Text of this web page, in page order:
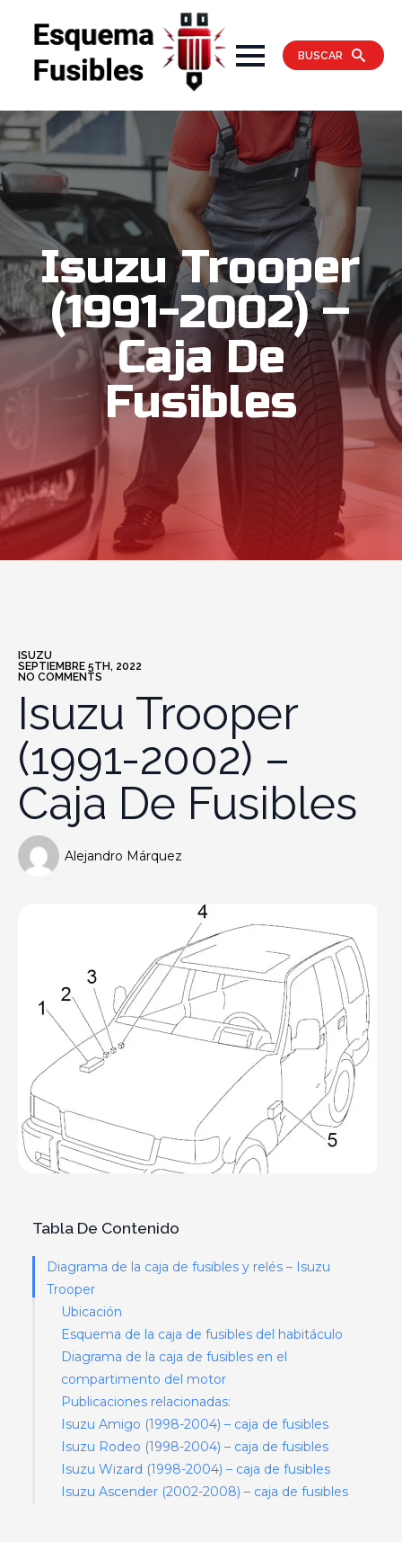
BUSCAR
Isuzu Trooper
(1991-2002) –
Caja De
Fusibles
ISUZU
SEPTIEMBRE 5TH, 2022
NO COMMENTS
Isuzu Trooper
(1991-2002) –
Caja De Fusibles
Alejandro Márquez
Tabla De Contenido
Diagrama de la caja de fusibles y relés – Isuzu
Trooper
Ubicación
Esquema de la caja de fusibles del habitáculo
Diagrama de la caja de fusibles en el
compartimento del motor
Publicaciones relacionadas:
Isuzu Amigo (1998-2004) – caja de fusibles
Isuzu Rodeo (1998-2004) – caja de fusibles
Isuzu Wizard (1998-2004) – caja de fusibles
Isuzu Ascender (2002-2008) – caja de fusibles